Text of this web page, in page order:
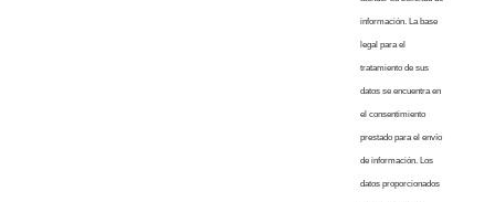
información. La base
legal para el
tratamiento de sus
datos se encuentra en
el consentimiento
prestado para el envío
de información. Los
datos proporcionados